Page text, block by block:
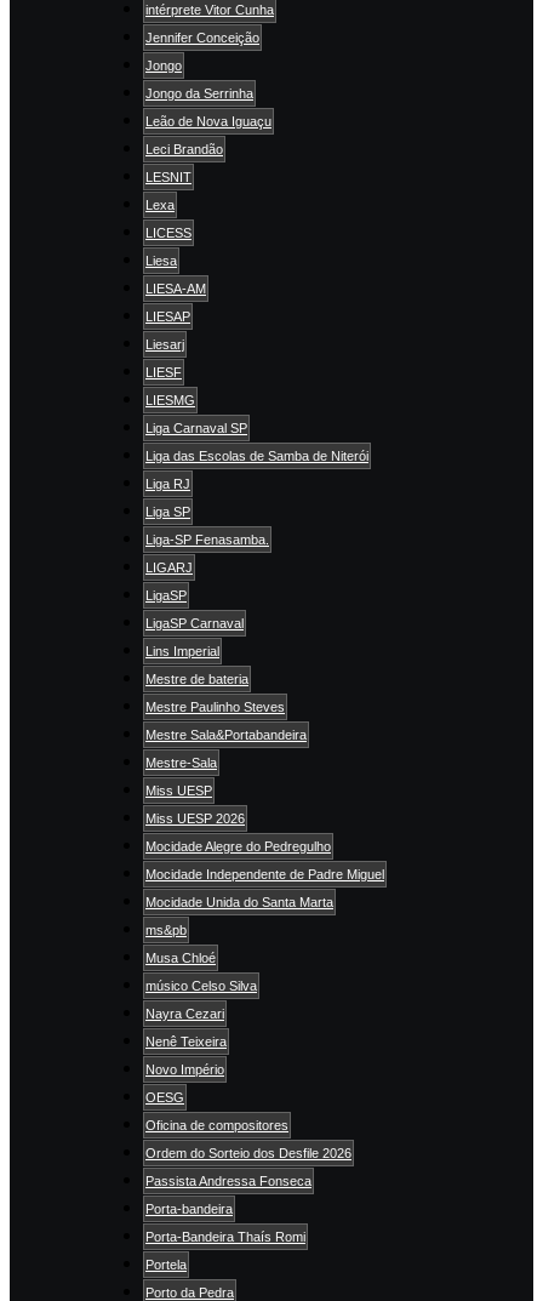
intérprete Vitor Cunha
Jennifer Conceição
Jongo
Jongo da Serrinha
Leão de Nova Iguaçu
Leci Brandão
LESNIT
Lexa
LICESS
Liesa
LIESA-AM
LIESAP
Liesarj
LIESF
LIESMG
Liga Carnaval SP
Liga das Escolas de Samba de Niterói
Liga RJ
Liga SP
Liga-SP Fenasamba.
LIGARJ
LigaSP
LigaSP Carnaval
Lins Imperial
Mestre de bateria
Mestre Paulinho Steves
Mestre Sala&Portabandeira
Mestre-Sala
Miss UESP
Miss UESP 2026
Mocidade Alegre do Pedregulho
Mocidade Independente de Padre Miguel
Mocidade Unida do Santa Marta
ms&pb
Musa Chloé
músico Celso Silva
Nayra Cezari
Nenê Teixeira
Novo Império
OESG
Oficina de compositores
Ordem do Sorteio dos Desfile 2026
Passista Andressa Fonseca
Porta-bandeira
Porta-Bandeira Thaís Romi
Portela
Porto da Pedra